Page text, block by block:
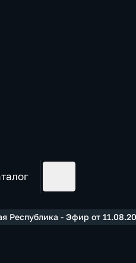
Республика - Эфир от